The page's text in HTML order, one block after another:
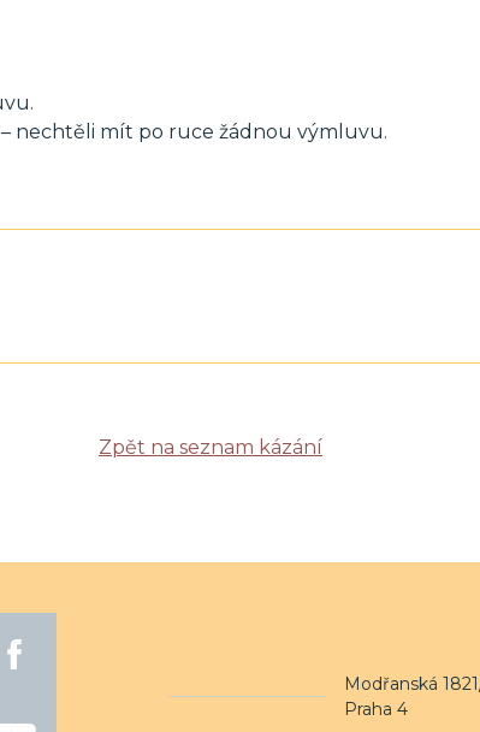
nechtěli mít po ruce žádnou výmluvu.
Zpět na seznam kázání
Modřanská
Praha 4